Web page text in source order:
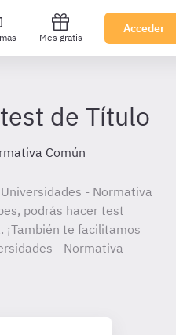
Mes gratis
Acceder
de Título
Común
- Normativa
podrás hacer test
¡También te facilitamos
- Normativa